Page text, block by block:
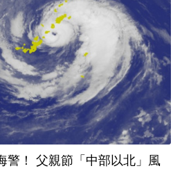
警！ 父親節「中部以北」風